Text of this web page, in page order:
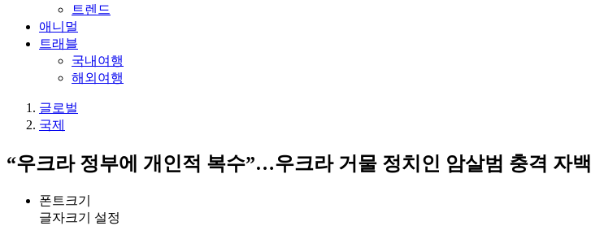
트렌드
애니멀
트래블
국내여행
해외여행
글로벌
국제
“우크라 정부에 개인적 복수”…우크라 거물 정치인 암살범 충격 자백
폰트크기
글자크기 설정